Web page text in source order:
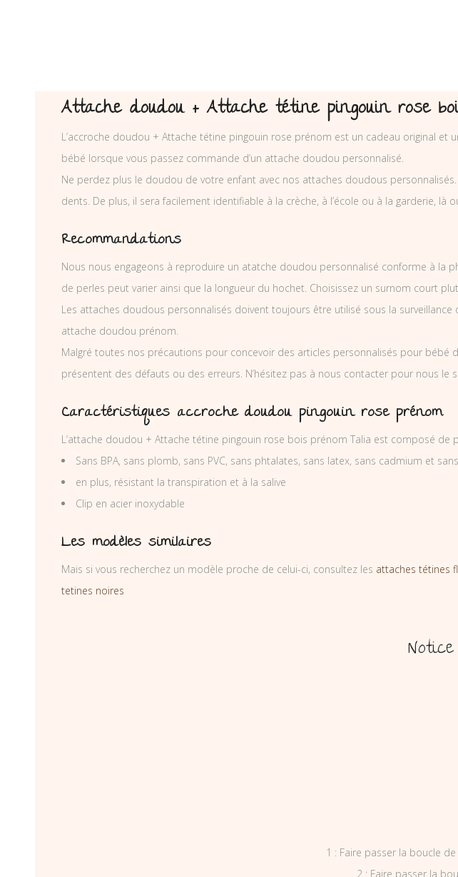
Attache doudou + Attache tétine pingouin rose
L’accroche doudou + Attache tétine pingouin rose prénom est un cadeau original et
bébé lorsque vous passez commande d’un attache doudou personnalisé.
Ne perdez plus le doudou de votre enfant avec nos attaches doudous
dents. De plus, il sera facilement identifiable à la crèche, à l’école ou à la garderie, là
Recommandations
Nous nous engageons à reproduire un atatche doudou personnalisé conforme à la
de perles peut varier ainsi que la longueur du hochet. Choisissez un surnom court
Les attaches doudous personnalisés doivent toujours être utilisé sous la
attache doudou prénom.
Malgré toutes nos précautions pour concevoir des articles personnalisés pour
présentent des défauts ou des erreurs. N’hésitez pas à nous contacter pour nous
Caractéristiques accroche doudou pingouin rose prénom
L’attache doudou + Attache tétine pingouin rose bois prénom Talia est composé de
Sans BPA, sans plomb, sans PVC, sans phtalates, sans latex, sans cadmium et
en plus, résistant la transpiration et à la salive
Clip en acier inoxydable
Les modèles similaires
Mais si vous recherchez un modèle proche de celui-ci, consultez les attaches tétines
tetines noires
1 : Faire passer la boucle
2 : Faire passer la